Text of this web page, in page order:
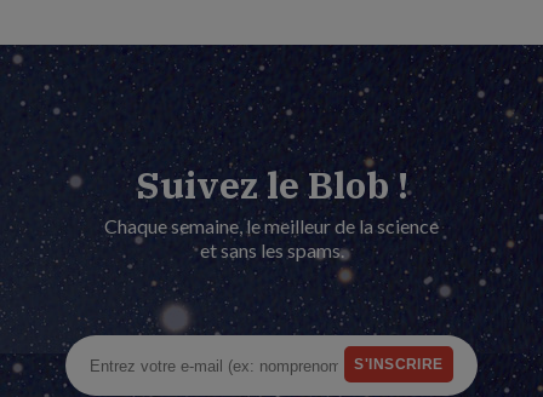
Suivez le Blob !
Chaque semaine, le meilleur de la science
et sans les spams.